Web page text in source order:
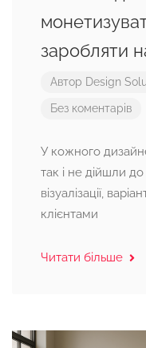
заробляти
Автор Design
Без коментарів
У кожного
так і не дійшли до
візуалізації,
клієнтами
Читати більше